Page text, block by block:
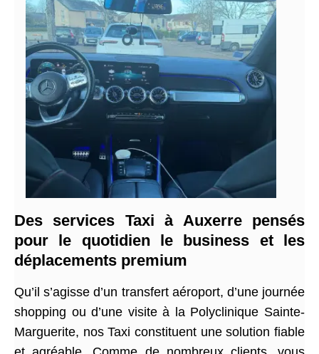
Des services Taxi à Auxerre pensés
pour le quotidien le business et les
déplacements premium
Qu’il s’agisse d’un transfert aéroport, d’une journée
shopping ou d’une visite à la Polyclinique Sainte-
Marguerite, nos Taxi constituent une solution fiable